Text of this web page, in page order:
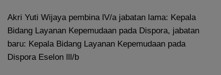
Akri Yuti Wijaya pembina lV/a jabatan lama: Kepala
Bidang Layanan Kepemudaan pada Dispora, jabatan
baru: Kepala Bidang Layanan Kepemudaan pada
Dispora Eselon lll/b